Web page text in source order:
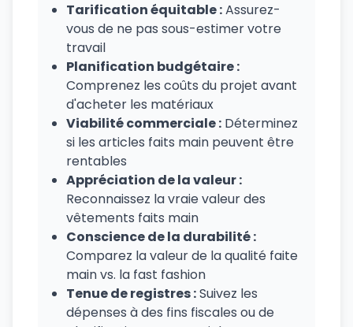
Tarification équitable :Assurez-
vous de ne pas sous-estimer votre
travail
Planification budgétaire :
Comprenez les coûts du projet avant
d'acheter les matériaux
Viabilité commerciale : Déterminez
si les articles faits main peuvent être
rentables
Appréciation de la valeur :
Reconnaissez la vraie valeur des
vêtements faits main
Conscience de la durabilité :
Comparez la valeur de la qualité faite
main vs. la fast fashion
Tenue de registres :Suivez les
dépenses à des fins fiscales ou de